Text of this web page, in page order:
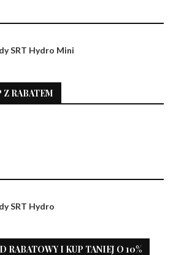
SRT Hydro Mini
Z RABATEM
SRT Hydro
RABATOWY I KUP TANIEJ O 10%